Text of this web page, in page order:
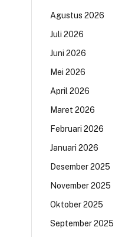
Agustus 2026
Juli 2026
Juni 2026
Mei 2026
April 2026
Maret 2026
Februari 2026
Januari 2026
Desember 2025
November 2025
Oktober 2025
September 2025